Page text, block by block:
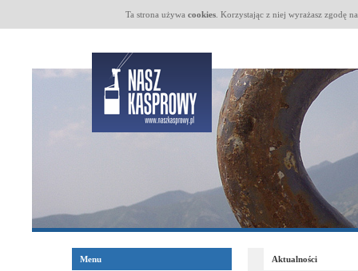
Ta strona używa cookies. Korzystając z niej wyrażasz zgodę
Menu Aktualności